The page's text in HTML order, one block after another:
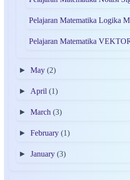
Pelajaran Matematika Logika
Pelajaran Matematika
►May(2)
► April(1)
►March(3)
►February(1)
►January(3)